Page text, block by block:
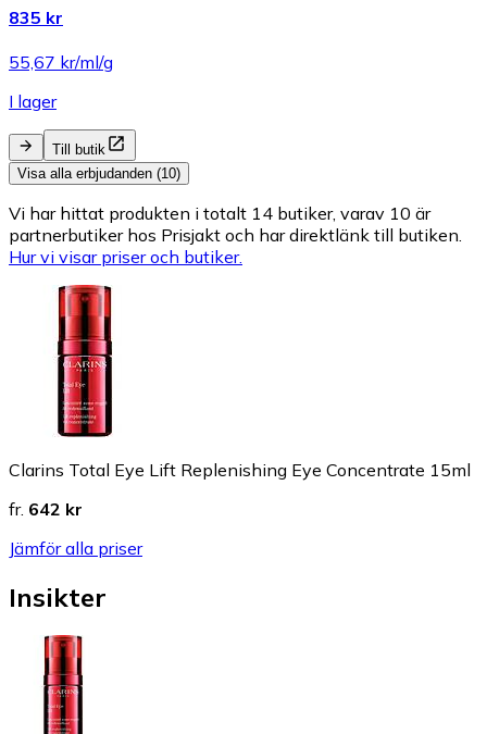
835 kr
55,67 kr/ml/g
I lager
Till butik
Visa alla erbjudanden (10)
Vi har hittat produkten i totalt 14 butiker, varav 10 är
partnerbutiker hos Prisjakt och har direktlänk till butiken.
Hur vi visar priser och butiker.
Clarins Total Eye Lift Replenishing Eye Concentrate 15ml
fr. 642 kr
Jämför alla priser
Insikter